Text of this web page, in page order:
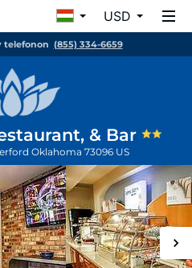
USD
telefonon (855) 334-6659
& Bar
Oklahoma 73096 US